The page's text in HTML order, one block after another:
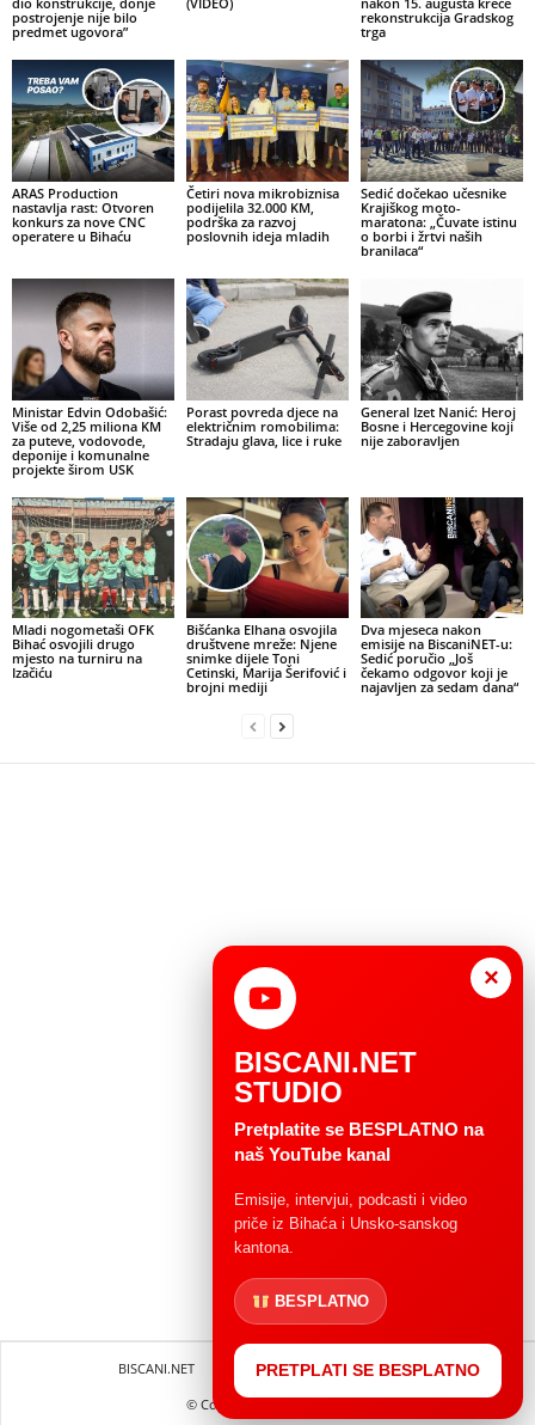
postrojenje nije bilo
predmet ugovora”
rekonstrukcija Gradskog
trga
ARAS Production
nastavlja rast: Otvoren
konkurs za nove CNC
operatere u Bihaću
Četiri nova mikrobiznisa
podijelila 32.000 KM,
podrška za razvoj
poslovnih ideja mladih
Sedić dočekao učesnike
Krajiškog moto-
maratona: „Čuvate istinu
o borbi i žrtvi naših
branilaca“
Ministar Edvin Odobašić:
Više od 2,25 miliona KM
za puteve, vodovode,
deponije i komunalne
projekte širom USK
Porast povreda djece na
električnim romobilima:
Stradaju glava, lice i ruke
General Izet Nanić: Heroj
Bosne i Hercegovine koji
nije zaboravljen
Mladi nogometaši OFK
Bihać osvojili drugo
mjesto na turniru na
Izačiću
Bišćanka Elhana osvojila
društvene mreže: Njene
snimke dijele Toni
Cetinski, Marija Šerifović i
brojni mediji
Dva mjeseca nakon
emisije na BiscaniNET-u:
Sedić poručio „Još
čekamo odgovor koji je
najavljen za sedam dana“
BISCANI.NET Impressum
Uvjeti korištenja
© Copryright 2004 - 2025.
×
BISCANI.NET
STUDIO
Pretplatite se BESPLATNO na
naš YouTube kanal
Emisije, intervjui, podcasti i video
priče iz Bihaća i Unsko-sanskog
kantona.
BESPLATNO
PRETPLATI SE BESPLATNO